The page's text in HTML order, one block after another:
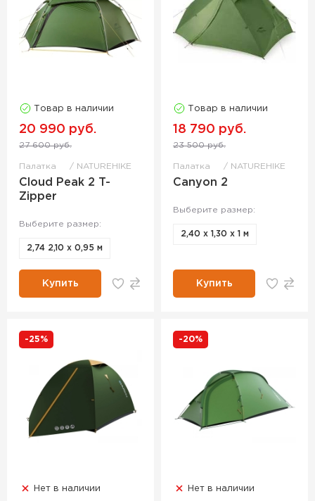
Товар в наличии
20 990 руб.
27 600 руб.
Палатка NATUREHIKE
Cloud Peak 2 T-
Zipper
Выберите размер:
2,74 2,10 х 0,95 м
Купить
Товар в наличии
18 790 руб.
23 500 руб.
Палатка NATUREHIKE
Canyon 2
Выберите размер:
2,40 х 1,30 х 1 м
Купить
-25%
Нет в наличии
-20%
Нет в наличии